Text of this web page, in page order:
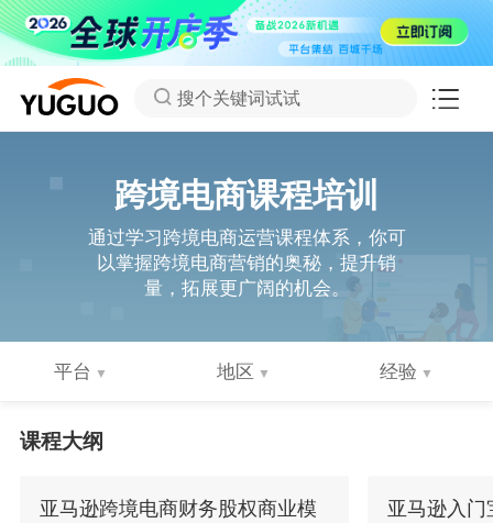
搜个关键词试试
跨境电商课程培训
通过学习跨境电商运营课程体系，你可
以掌握跨境电商营销的奥秘，提升销
量，拓展更广阔的机会。
平台 地区 经验
课程大纲
亚马逊跨境电商财务股权商业模
亚马逊入门